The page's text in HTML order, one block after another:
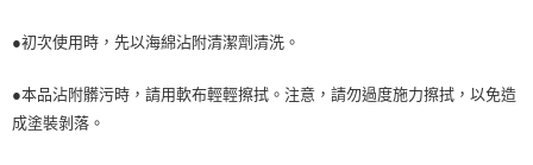
●初次使用時，先以海綿沾附清潔劑清洗。
●本品沾附髒污時，請用軟布輕輕擦拭。注意，請勿過度施力擦拭，以免造
成塗裝剝落。